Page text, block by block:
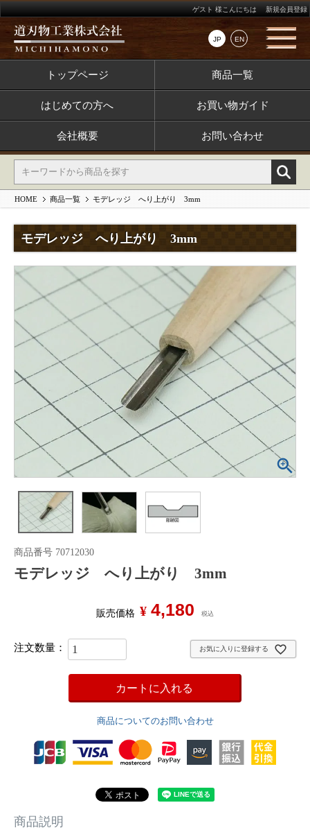
JP EN
ゲスト 様こんにちは 新規会員登録
トップページ 商品一覧
はじめての方へ お買い物ガイド
会社概要 お問い合わせ
HOME 商品一覧 モデレッジ へり上がり 3mm
モデレッジ へり上がり 3mm
商品番号 70712030
モデレッジ へり上がり 3mm
販売価格 ¥ 4,180 税込
お気に入りに登録する
カートに入れる
商品についてのお問い合わせ
商品説明